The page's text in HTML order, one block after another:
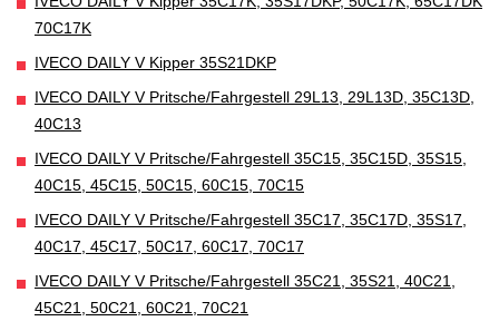
70C17K
IVECO DAILY V Kipper 35S21DKP
IVECO DAILY V Pritsche/Fahrgestell 29L13, 29L13D, 35C13D,
40C13
IVECO DAILY V Pritsche/Fahrgestell 35C15, 35C15D, 35S15,
40C15, 45C15, 50C15, 60C15, 70C15
IVECO DAILY V Pritsche/Fahrgestell 35C17, 35C17D, 35S17,
40C17, 45C17, 50C17, 60C17, 70C17
IVECO DAILY V Pritsche/Fahrgestell 35C21, 35S21, 40C21,
45C21, 50C21, 60C21, 70C21